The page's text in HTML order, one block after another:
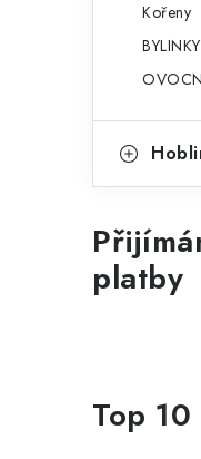
Kořeny
BYLINKY
platby
Top